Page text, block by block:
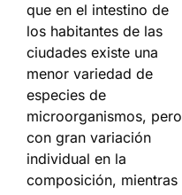
que en el intestino de
los habitantes de las
ciudades existe una
menor variedad de
especies de
microorganismos, pero
con gran variación
individual en la
composición, mientras